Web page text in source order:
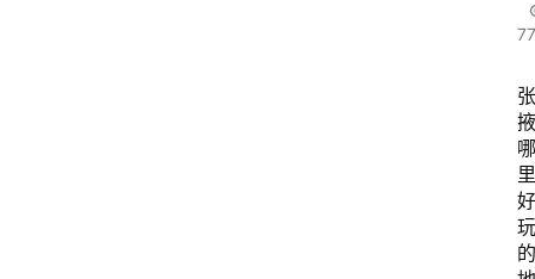
张
掖
哪
里
好
玩
的